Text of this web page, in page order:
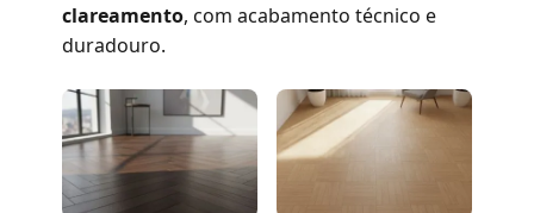
clareamento, com acabamento técnico e
duradouro.